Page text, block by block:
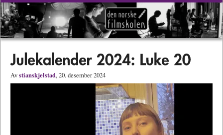
Avstianskjelstad, 20. desember 2024